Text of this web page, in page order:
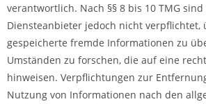
verantwortlich. Nach §§ 8 bis 10 TMG
Diensteanbieter jedoch nicht
gespeicherte fremde Informationen zu
Umständen zu forschen, die auf eine
hinweisen. Verpflichtungen zur
Nutzung von Informationen nach den